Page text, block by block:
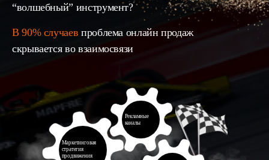
“волшебный” инструмент?
В 90% случаев проблема онлайн продаж
скрывается во взаимосвязи
Маркетинговая
стратегия
продвижения
Рекламные
каналы